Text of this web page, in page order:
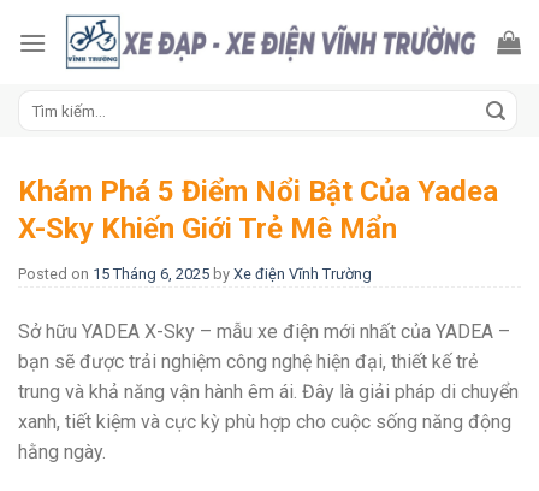
Khám Phá 5 Điểm Nổi Bật Của Yadea
X-Sky Khiến Giới Trẻ Mê Mẩn
Posted on 15 Tháng 6, 2025 by Xe điện Vĩnh Trường
Sở hữu YADEA X-Sky – mẫu xe điện mới nhất của YADEA –
bạn sẽ được trải nghiệm công nghệ hiện đại, thiết kế trẻ
trung và khả năng vận hành êm ái. Đây là giải pháp di chuyển
xanh, tiết kiệm và cực kỳ phù hợp cho cuộc sống năng động
hằng ngày.